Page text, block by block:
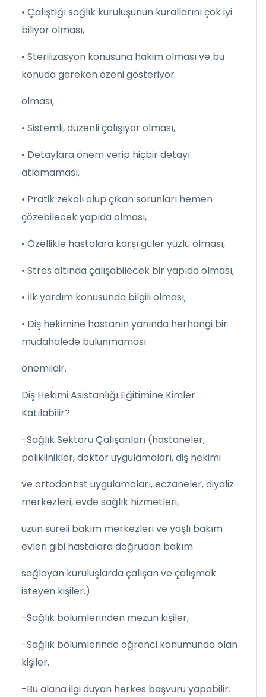
• Çalıştığı sağlık kuruluşunun kurallarını çok iyi
biliyor olması,
• Sterilizasyon konusuna hakim olması ve bu
konuda gereken özeni gösteriyor
olması,
• Sistemli, düzenli çalışıyor olması,
• Detaylara önem verip hiçbir detayı
atlamaması,
• Pratik zekalı olup çıkan sorunları hemen
çözebilecek yapıda olması,
• Özellikle hastalara karşı güler yüzlü olması,
• Stres altında çalışabilecek bir yapıda olması,
• İlk yardım konusunda bilgili olması,
• Diş hekimine hastanın yanında herhangi bir
müdahalede bulunmaması
önemlidir.
Diş Hekimi Asistanlığı Eğitimine Kimler
Katılabilir?
-Sağlık Sektörü Çalışanları (hastaneler,
poliklinikler, doktor uygulamaları, diş hekimi
ve ortodontist uygulamaları, eczaneler, diyaliz
merkezleri, evde sağlık hizmetleri,
uzun süreli bakım merkezleri ve yaşlı bakım
evleri gibi hastalara doğrudan bakım
sağlayan kuruluşlarda çalışan ve çalışmak
isteyen kişiler.)
-Sağlık bölümlerinden mezun kişiler,
-Sağlık bölümlerinde öğrenci konumunda olan
kişiler,
-Bu alana ilgi duyan herkes başvuru yapabilir.